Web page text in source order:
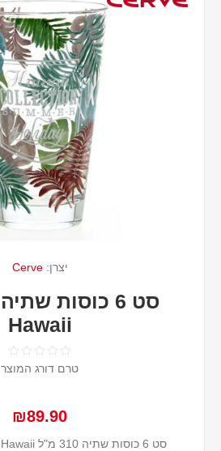
יצרן: Cerve
Hawaii
טרם דורג המוצר
₪89.90
סט 6 כוסות שתיה 310 מ"ל Hawaii מבית Cerve Italy